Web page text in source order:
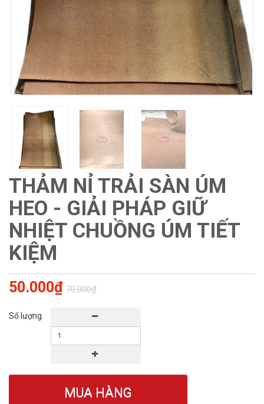
THẢM NỈ TRẢI SÀN ÚM
HEO - GIẢI PHÁP GIỮ
NHIỆT CHUỒNG ÚM TIẾT
KIỆM
50.000₫ 70.000₫
Số lượng
MUA HÀNG